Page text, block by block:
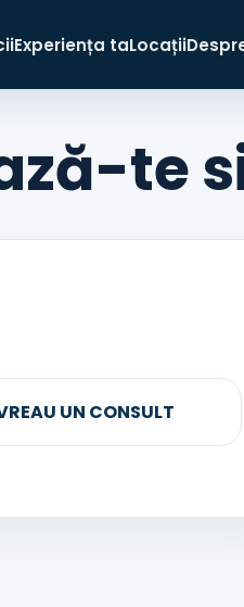
Experiența taLocații
te
UN CONSULT